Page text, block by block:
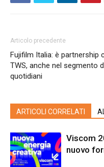
Articolo precedente
Fujifilm Italia: è partnership
TWS, anche nel segmento
quotidiani
ARTICOLI CORRELATI
Viscom
nuovo